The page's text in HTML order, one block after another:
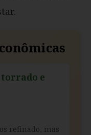
e
refinado, mas